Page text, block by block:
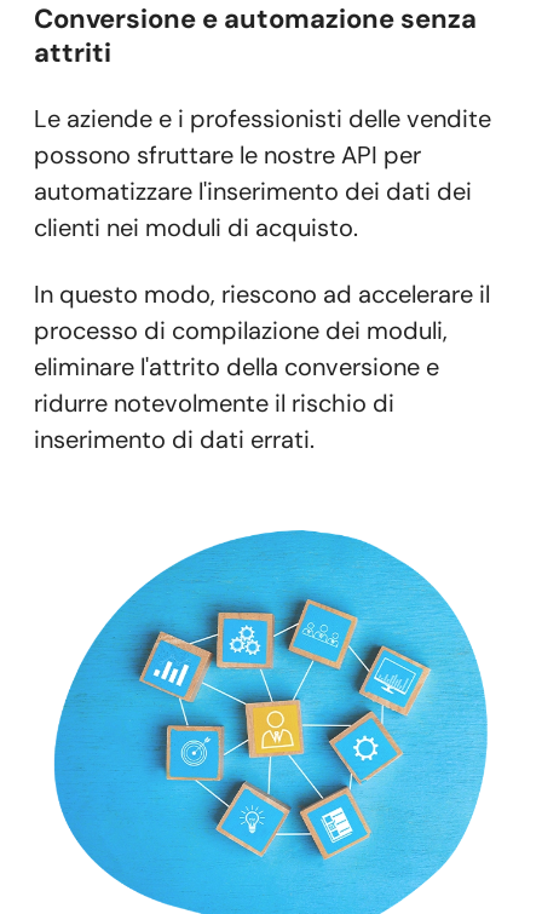
Conversione e automazione senza
attriti
Le aziende e i professionisti delle vendite
possono sfruttare le nostre API per
automatizzare l'inserimento dei dati dei
clienti nei moduli di acquisto.
In questo modo, riescono ad accelerare il
processo di compilazione dei moduli,
eliminare l'attrito della conversione e
ridurre notevolmente il rischio di
inserimento di dati errati.